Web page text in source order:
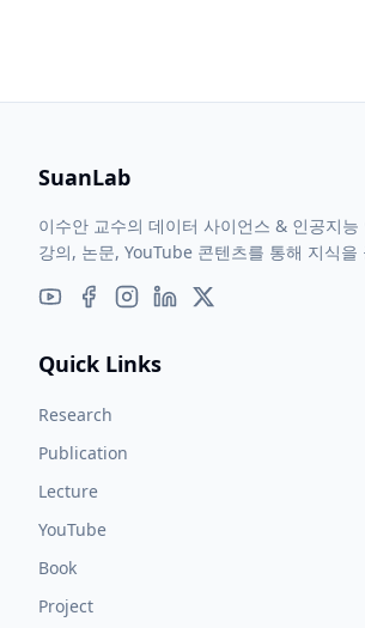
SuanLab
이수안 교수의 데이터 사이언스 & 인공지능
강의, 논문, YouTube 콘텐츠를 통해 지식을
Quick Links
Research
Publication
Lecture
YouTube
Book
Project